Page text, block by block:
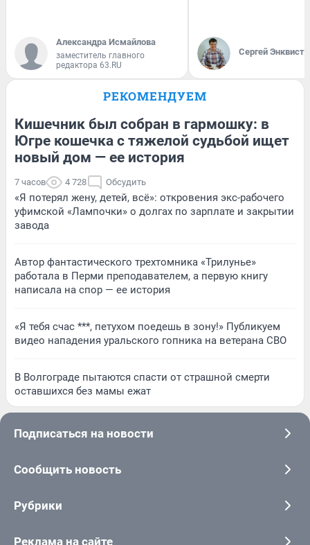
Александра Исмайлова
заместитель главного
редактора 63.RU
Сергей Энквист
РЕКОМЕНДУЕМ
Кишечник был собран в гармошку: в
Югре кошечка с тяжелой судьбой ищет
новый дом — ее история
7 часов 4 728 Обсудить
«Я потерял жену, детей, всё»: откровения экс-рабочего
уфимской «Лампочки» о долгах по зарплате и закрытии
завода
Автор фантастического трехтомника «Трилунье»
работала в Перми преподавателем, а первую книгу
написала на спор — ее история
«Я тебя счас ***, петухом поедешь в зону!» Публикуем
видео нападения уральского гопника на ветерана СВО
В Волгограде пытаются спасти от страшной смерти
оставшихся без мамы ежат
Подписаться на новости
Сообщить новость
Рубрики
Реклама на сайте